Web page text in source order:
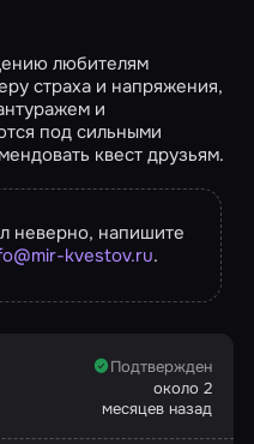
любителям
страха и напряжения,
и
под сильными
квест друзьям.
неверно, напишите
kvestov.ru.
Подтвержден
около 2
месяцев назад